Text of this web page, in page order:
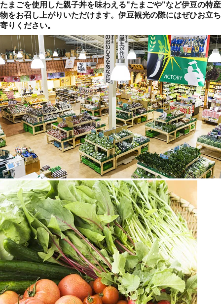
たまごを使用した親子丼を味わえる"たまごや"など伊豆の特産
物をお召し上がりいただけます。伊豆観光の際にはぜひお立ち
寄りください。